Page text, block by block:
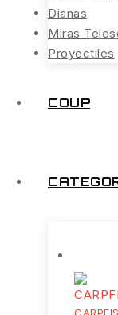
Dianas
Miras
Proyectiles
COUP